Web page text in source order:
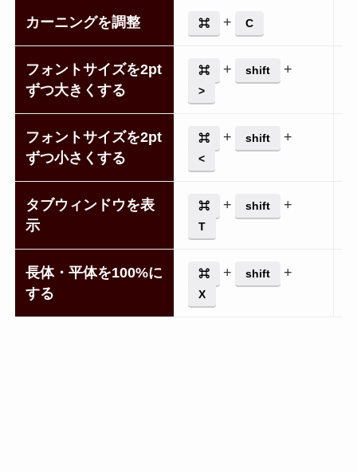
カーニングを調整 ⌘ + C
フォントサイズを2pt
ずつ大きくする
⌘ + shift +
>
フォントサイズを2pt
ずつ小さくする
⌘ + shift +
<
タブウィンドウを表
示
⌘ + shift +
T
長体・平体を100%に
する
⌘ + shift +
X